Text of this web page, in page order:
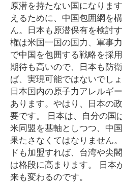
原潜を持たない国になりま
えるために、中国包囲網を
ん。日本も原潜保有を検討
権は米国一国の国力、軍事
で中国を包囲する戦略を採
期待も高いので、日本も防
ば、実現可能ではないでし
日本国内の原子力アレルギ
あります。やはり、日本の
要です。 日本は、自分の国
米同盟を基軸としつつ、中
果たさなくてはなりません
ドも加盟すれば、台湾や尖
は格段に高まります。 日本
来も変わるのです。